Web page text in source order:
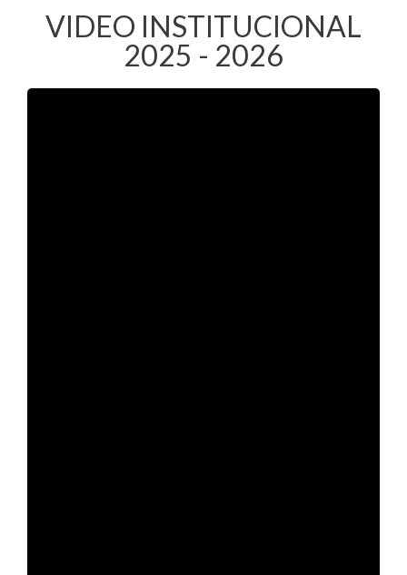
VIDEO INSTITUCIONAL
2025 - 2026